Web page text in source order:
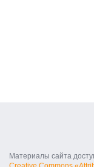
Материалы сайта